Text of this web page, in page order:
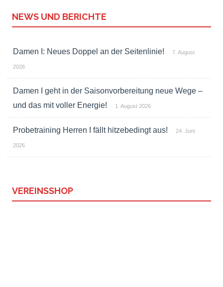
NEWS UND BERICHTE
Damen I: Neues Doppel an der Seitenlinie! 7. August
2026
Damen I geht in der Saisonvorbereitung neue Wege –
und das mit voller Energie!
1. August 2026
Probetraining Herren I fällt hitzebedingt aus! 24. Juni
2026
VEREINSSHOP